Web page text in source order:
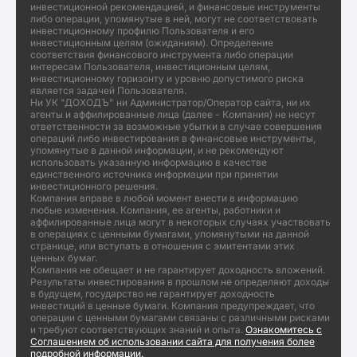
инвестиционной рекомендацией, и финансовые инструменты
либо операции, упомянутые в ней, могут не соответствовать
инвестиционному профилю Пользователя и его
инвестиционным целям (ожиданиям). Определение
соответствия финансового инструмента либо операции
интересам Пользователя, инвестиционным целям,
инвестиционному горизонту и уровню допустимого риска
является задачей Пользователя.
Ни УК "ДОХОДЪ" ни Администратор/Оператор сайта, ни их
агенты и аффилированные лица (далее - Компания) не несут
ответственности за возможные убытки в случае совершения
операций либо инвестирования в финансовые инструменты,
упомянутые в данной информации, и не рекомендуют
использовать указанную информацию в качестве
единственного источника информации при принятии
инвестиционного решения.
Компания вправе в любой момент внести в информацию
любые изменения. Компания, ее агенты, работники и
аффилированные лица могут в некоторых случаях участвовать
в операциях с ценными бумагами, упомянутыми на данной
странице, или вступать в отношения с эмитентами этих
ценных бумаг.
Компания не обещает и не гарантирует доходность вложений.
Результаты инвестирования в прошлом не определяют доходы
в будущем, государство не гарантирует доходность
инвестиций в ценные бумаги. Компания предупреждает, что
операции с ценными бумагами связаны с различными рисками
и требуют соответствующих знаний и опыта. Ознакомитесь с
Соглашением об использовании сайта для получения более
подробной информации.